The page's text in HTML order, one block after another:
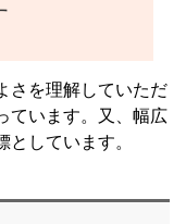
さを理解していただ
ています。又、幅広
としています。